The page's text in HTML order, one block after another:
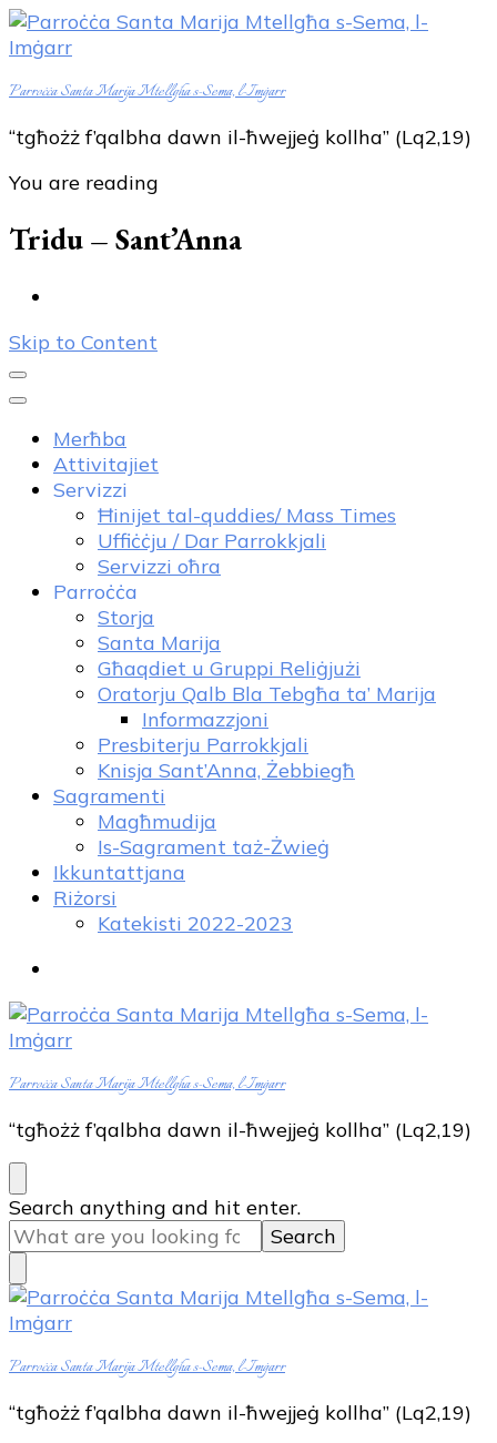
Parroċċa Santa Marija Mtellgħa s-Sema, l-Imġarr
“tgħożż f’qalbha dawn il-ħwejjeġ kollha” (Lq2,19)
You are reading
Tridu – Sant’Anna
Skip to Content
Merħba
Attivitajiet
Servizzi
Ħinijet tal-quddies/ Mass Times
Uffiċċju / Dar Parrokkjali
Servizzi oħra
Parroċċa
Storja
Santa Marija
Għaqdiet u Gruppi Reliġjużi
Oratorju Qalb Bla Tebgħa ta’ Marija
Informazzjoni
Presbiterju Parrokkjali
Knisja Sant’Anna, Żebbiegħ
Sagramenti
Magħmudija
Is-Sagrament taż-Żwieġ
Ikkuntattjana
Riżorsi
Katekisti 2022-2023
Parroċċa Santa Marija Mtellgħa s-Sema, l-Imġarr
“tgħożż f’qalbha dawn il-ħwejjeġ kollha” (Lq2,19)
Looking
for
Something?
Search anything and hit enter.
Parroċċa Santa Marija Mtellgħa s-Sema, l-Imġarr
“tgħożż f’qalbha dawn il-ħwejjeġ kollha” (Lq2,19)